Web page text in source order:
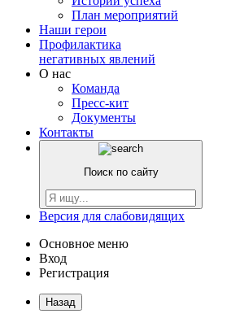
План мероприятий
Наши герои
Профилактика
негативных явлений
О нас
Команда
Пресс-кит
Документы
Контакты
Поиск по сайту
Версия для слабовидящих
Основное меню
Вход
Регистрация
Назад